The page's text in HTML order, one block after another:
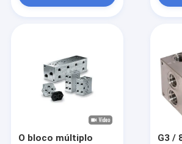
Motopropulsores hidráulicos
Bloco múltiplo hidráulico
Componentes hidráulicos do Power
O bloco múltiplo
G3 /